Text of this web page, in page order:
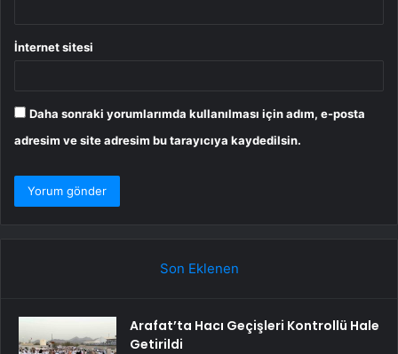
İnternet sitesi
Daha sonraki yorumlarımda kullanılması için adım, e-posta
adresim ve site adresim bu tarayıcıya kaydedilsin.
Son Eklenen
Arafat’ta Hacı Geçişleri Kontrollü Hale
Getirildi